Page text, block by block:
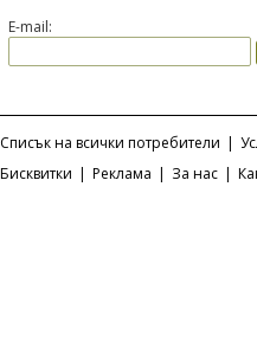
E-mail:
Списък на всички потребители |
Бисквитки | Реклама | За нас |